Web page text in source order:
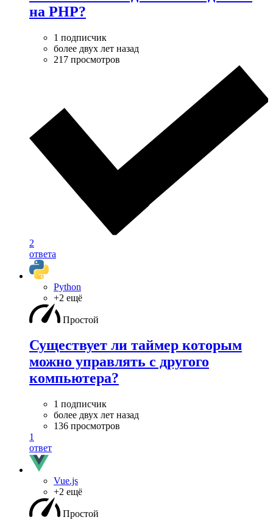
на PHP?
1 подписчик
более двух лет назад
217 просмотров
2
ответа
Python
+2 ещё
Простой
Существует ли таймер которым
можно управлять с другого
компьютера?
1 подписчик
более двух лет назад
136 просмотров
1
ответ
Vue.js
+2 ещё
Простой